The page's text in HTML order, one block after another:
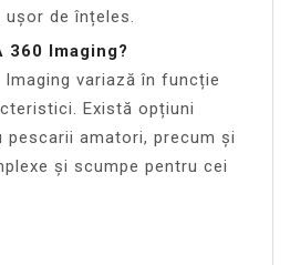
de înțeles.
360 Imaging?
Imaging variază în funcție
Există opțiuni
pescarii amatori, precum și
și scumpe pentru cei